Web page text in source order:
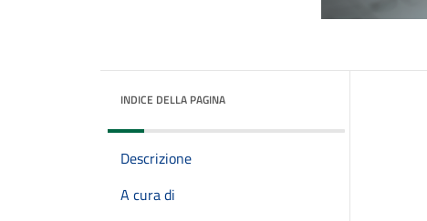
INDICE DELLA PAGINA
Descrizione
A cura di